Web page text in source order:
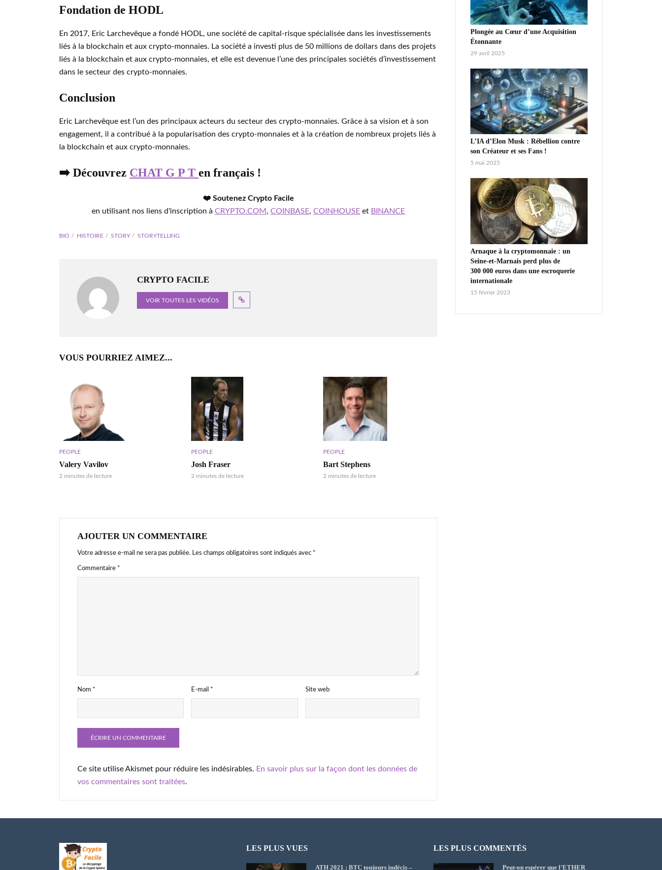
Fondation de HODL
En 2017, Eric Larchevêque a fondé HODL, une société de capital-risque spécialisée dans les investissements
liés à la blockchain et aux crypto-monnaies. La société a investi plus de 50 millions de dollars dans des projets
liés à la blockchain et aux crypto-monnaies, et elle est devenue l’une des principales sociétés d’investissement
dans le secteur des crypto-monnaies.
Conclusion
Eric Larchevêque est l’un des principaux acteurs du secteur des crypto-monnaies. Grâce à sa vision et à son
engagement, il a contribué à la popularisation des crypto-monnaies et à la création de nombreux projets liés à
la blockchain et aux crypto-monnaies.
➡️ Découvrez CHAT G P T en français !
❤️ Soutenez Crypto Facile
en utilisant nos liens d'inscription à CRYPTO.COM , COINBASE, COINHOUSE et BINANCE
BIO HISTOIRE STORY STORYTELLING
CRYPTO FACILE
VOIR TOUTES LES VIDÉOS
VOUS POURRIEZ AIMEZ...
PEOPLE
Valery Vavilov
2 minutes de lecture
PEOPLE
Josh Fraser
2 minutes de lecture
PEOPLE
Bart Stephens
2 minutes de lecture
AJOUTER UN COMMENTAIRE
Votre adresse e-mail ne sera pas publiée. Les champs obligatoires sont indiqués avec *
Commentaire *
Nom * E-mail * Site web
Ce site utilise Akismet pour réduire les indésirables. En savoir plus sur la façon dont les données de
vos commentaires sont traitées.
Plongée au Cœur d’une Acquisition
Étonnante
29 avril 2025
L’IA d’Elon Musk : Rébellion contre
son Créateur et ses Fans !
5 mai 2025
Arnaque à la cryptomonnaie : un
Seine-et-Marnais perd plus de
300 000 euros dans une escroquerie
internationale
15 février 2023
LES PLUS VUES
ATH 2021 : BTC toujours indécis –
LES PLUS COMMENTÉS
Peut-on espérer que l’ETHER